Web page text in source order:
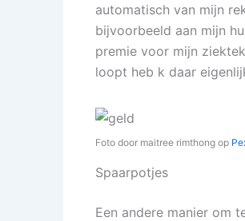
automatisch van mijn
bijvoorbeeld aan mijn
premie voor mijn
loopt heb k daar
Foto door maitree rimthong op
Spaarpotjes
Een andere manier om